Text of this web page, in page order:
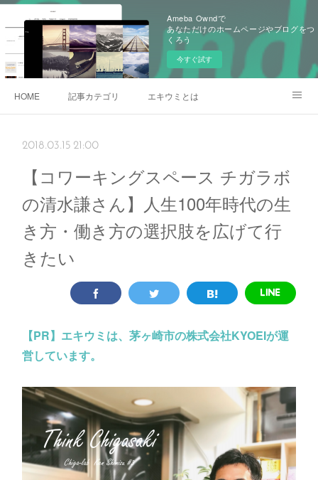
Ameba Owndで
あなただけのホームページやブログをつ
くろう
今すぐ試す
HOME 記事カテゴリ エキウミとは
2018.03.15 21:00
【コワーキングスペース チガラボ
の清水謙さん】人生100年時代の生
き方・働き方の選択肢を広げて行
きたい
【PR】 エキウミは、茅ヶ崎市の株式会社KYOEIが運
営しています。